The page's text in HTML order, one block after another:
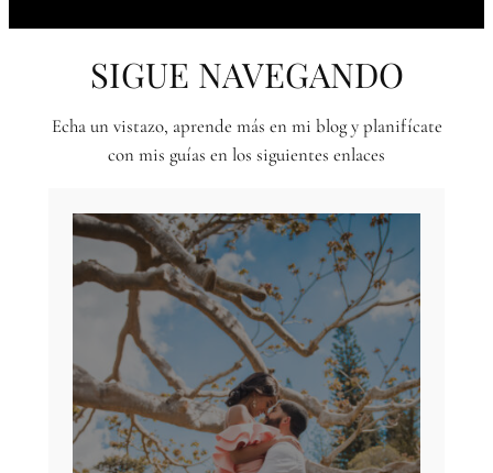
SIGUE NAVEGANDO
Echa un vistazo, aprende más en mi blog y planifícate
con mis guías en los siguientes enlaces